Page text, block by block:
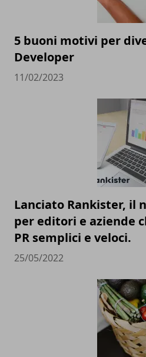
5 buoni motivi per
Developer
11/02/2023
Lanciato Rankister, il
per editori e aziende
PR semplici e veloci.
25/05/2022